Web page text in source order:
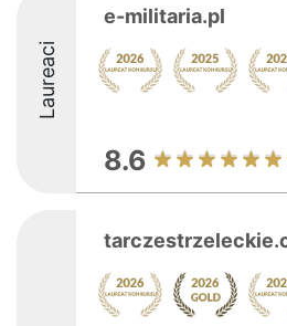
Laureaci
e-militaria.pl
8.6